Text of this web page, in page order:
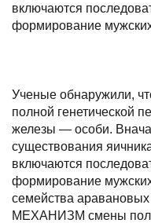
включаются
формирование
Ученые обнаружили,
полной генетической
железы — особи.
существования
включаются
формирование
семейства
МЕХАНИЗМ смены